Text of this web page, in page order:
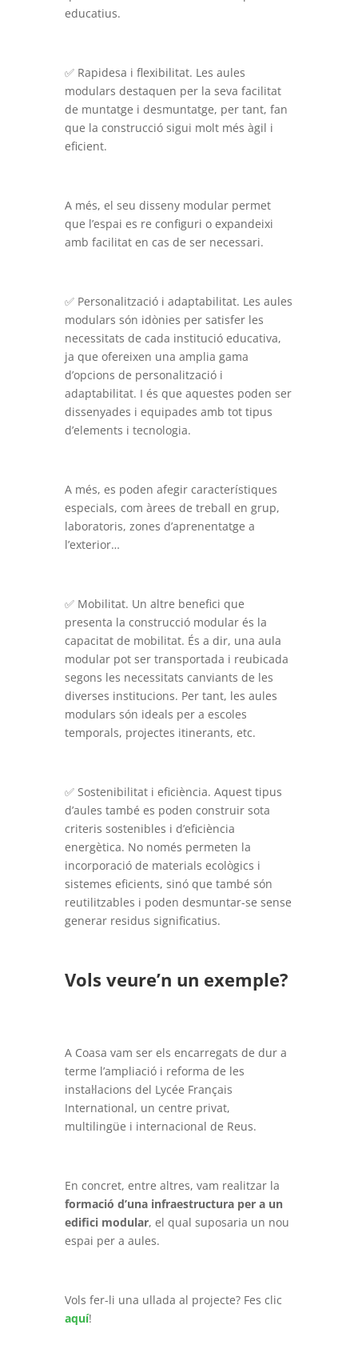
educatius.
✅ Rapidesa i flexibilitat. Les aules
modulars destaquen per la seva facilitat
de muntatge i desmuntatge, per tant, fan
que la construcció sigui molt més àgil i
eficient.
A més, el seu disseny modular permet
que l’espai es re configuri o expandeixi
amb facilitat en cas de ser necessari.
✅ Personalització i adaptabilitat. Les aules
modulars són idònies per satisfer les
necessitats de cada institució educativa,
ja que ofereixen una amplia gama
d’opcions de personalització i
adaptabilitat. I és que aquestes poden ser
dissenyades i equipades amb tot tipus
d’elements i tecnologia.
A més, es poden afegir característiques
especials, com àrees de treball en grup,
laboratoris, zones d’aprenentatge a
l’exterior…
✅ Mobilitat. Un altre benefici que
presenta la construcció modular és la
capacitat de mobilitat. És a dir, una aula
modular pot ser transportada i reubicada
segons les necessitats canviants de les
diverses institucions. Per tant, les aules
modulars són ideals per a escoles
temporals, projectes itinerants, etc.
✅ Sostenibilitat i eficiència. Aquest tipus
d’aules també es poden construir sota
criteris sostenibles i d’eficiència
energètica. No només permeten la
incorporació de materials ecològics i
sistemes eficients, sinó que també són
reutilitzables i poden desmuntar-se sense
generar residus significatius.
Vols veure’n un exemple?
A Coasa vam ser els encarregats de dur a
terme l’ampliació i reforma de les
instal·lacions del Lycée Français
International, un centre privat,
multilingüe i internacional de Reus.
En concret, entre altres, vam realitzar la
formació d’una infraestructura per a un
edifici modular, el qual suposaria un nou
espai per a aules.
Vols fer-li una ullada al projecte? Fes clic
aquí!